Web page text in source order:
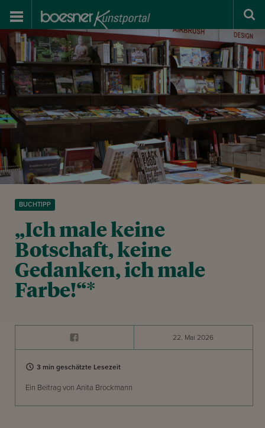
BUCHTIPP
„Ich male keine
Botschaft, keine
Gedanken, ich male
Farbe!“*
22. Mai 2026
3 min geschätzte Lesezeit
Ein Beitrag von Anita Brockmann